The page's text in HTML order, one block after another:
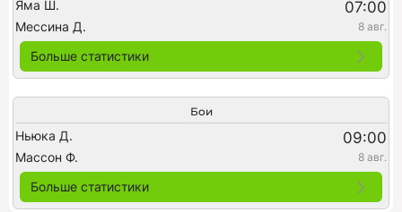
Яма Ш. 07:00
Мессина Д. 8 авг.
Больше статистики
Бои
Ньюка Д. 09:00
Массон Ф. 8 авг.
Больше статистики